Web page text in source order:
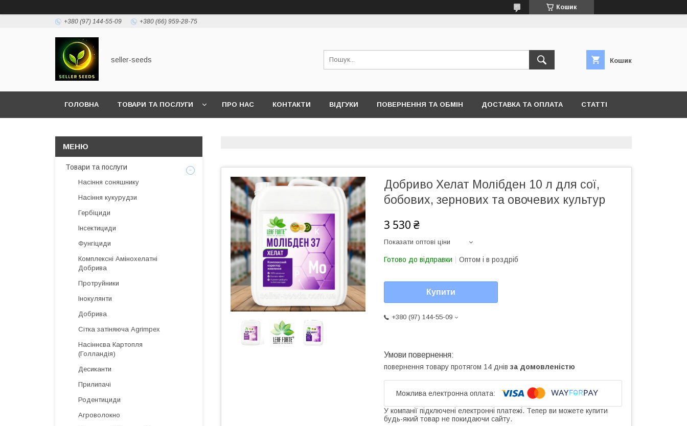
Кошик
+380 (97) 144-55-09 +380 (66) 959-28-75
seller-seeds Кошик
ГОЛОВНА ТОВАРИ ТА ПОСЛУГИ ПРО НАС КОНТАКТИ ВІДГУКИ ПОВЕРНЕННЯ ТА ОБМІН ДОСТАВКА ТА ОПЛАТА СТАТТІ
Добриво Хелат Молібден 10 л для сої,
бобових, зернових та овочевих культур
3 530 ₴
Показати оптові ціни
Готово до відправки Оптом і в роздріб
Купити
+380 (97) 144-55-09
повернення товару протягом 14 днів за домовленістю
У компанії підключені електронні платежі. Тепер ви можете купити
будь-який товар не покидаючи сайту.
Товари та послуги
Насіння соняшнику
Насіння кукурудзи
Гербіциди
Інсектициди
Фунгіциди
Комплексні Амінохелатні
Добрива
Протруйники
Інокулянти
Добрива
Сітка затіняюча Agrimpex
Насіннєва Картопля
(Голландія)
Десиканти
Прилипачі
Родентициди
Агроволокно